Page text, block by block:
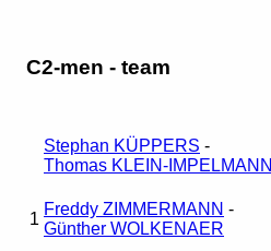
C2-men - team
1
Stephan KÜPPERS -
Thomas KLEIN-IMPELMANN
Freddy ZIMMERMANN -
Günther WOLKENAER